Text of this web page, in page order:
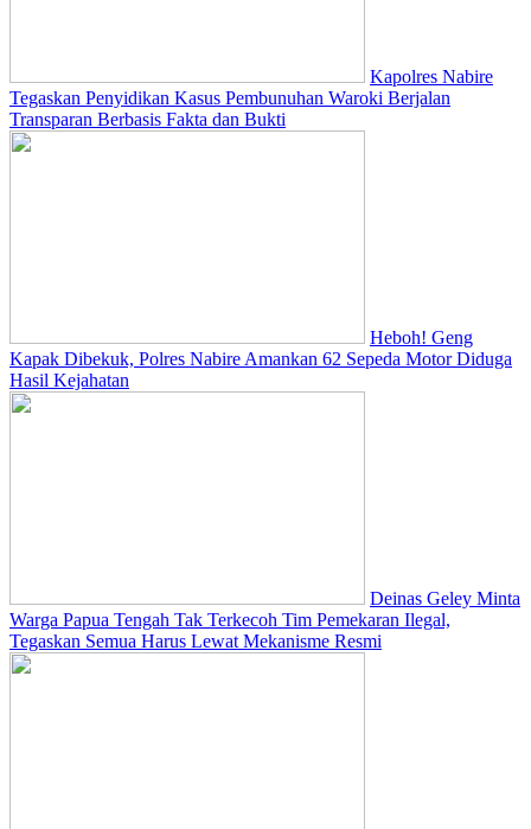
Kapolres Nabire
Tegaskan Penyidikan Kasus Pembunuhan Waroki Berjalan
Transparan Berbasis Fakta dan Bukti
Heboh! Geng
Kapak Dibekuk, Polres Nabire Amankan 62 Sepeda Motor Diduga
Hasil Kejahatan
Deinas Geley Minta
Warga Papua Tengah Tak Terkecoh Tim Pemekaran Ilegal,
Tegaskan Semua Harus Lewat Mekanisme Resmi